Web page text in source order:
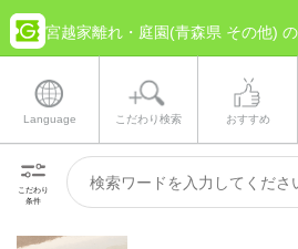
宮越家離れ・庭園(青森県 その他)
Language こだわり検索 おすすめ
こだわり
条件